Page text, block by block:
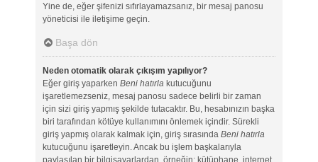
Yine de, eğer şifenizi sıfırlayamazsanız, bir mesaj panosu
yöneticisi ile iletişime geçin.
Başa dön
Neden otomatik olarak çıkışım yapılıyor?
Eğer giriş yaparken Beni hatırlakutucuğunu
işaretlemezseniz, mesaj panosu sadece belirli bir zaman
için sizi giriş yapmış şekilde tutacaktır. Bu, hesabınızın başka
biri tarafından kötüye kullanımını önlemek içindir. Sürekli
giriş yapmış olarak kalmak için, giriş sırasında Beni hatırla
kutucuğunu işaretleyin. Ancak bu işlem başkalarıyla
paylaşılan bir bilgisayarlardan, örneğin; kütüphane, internet